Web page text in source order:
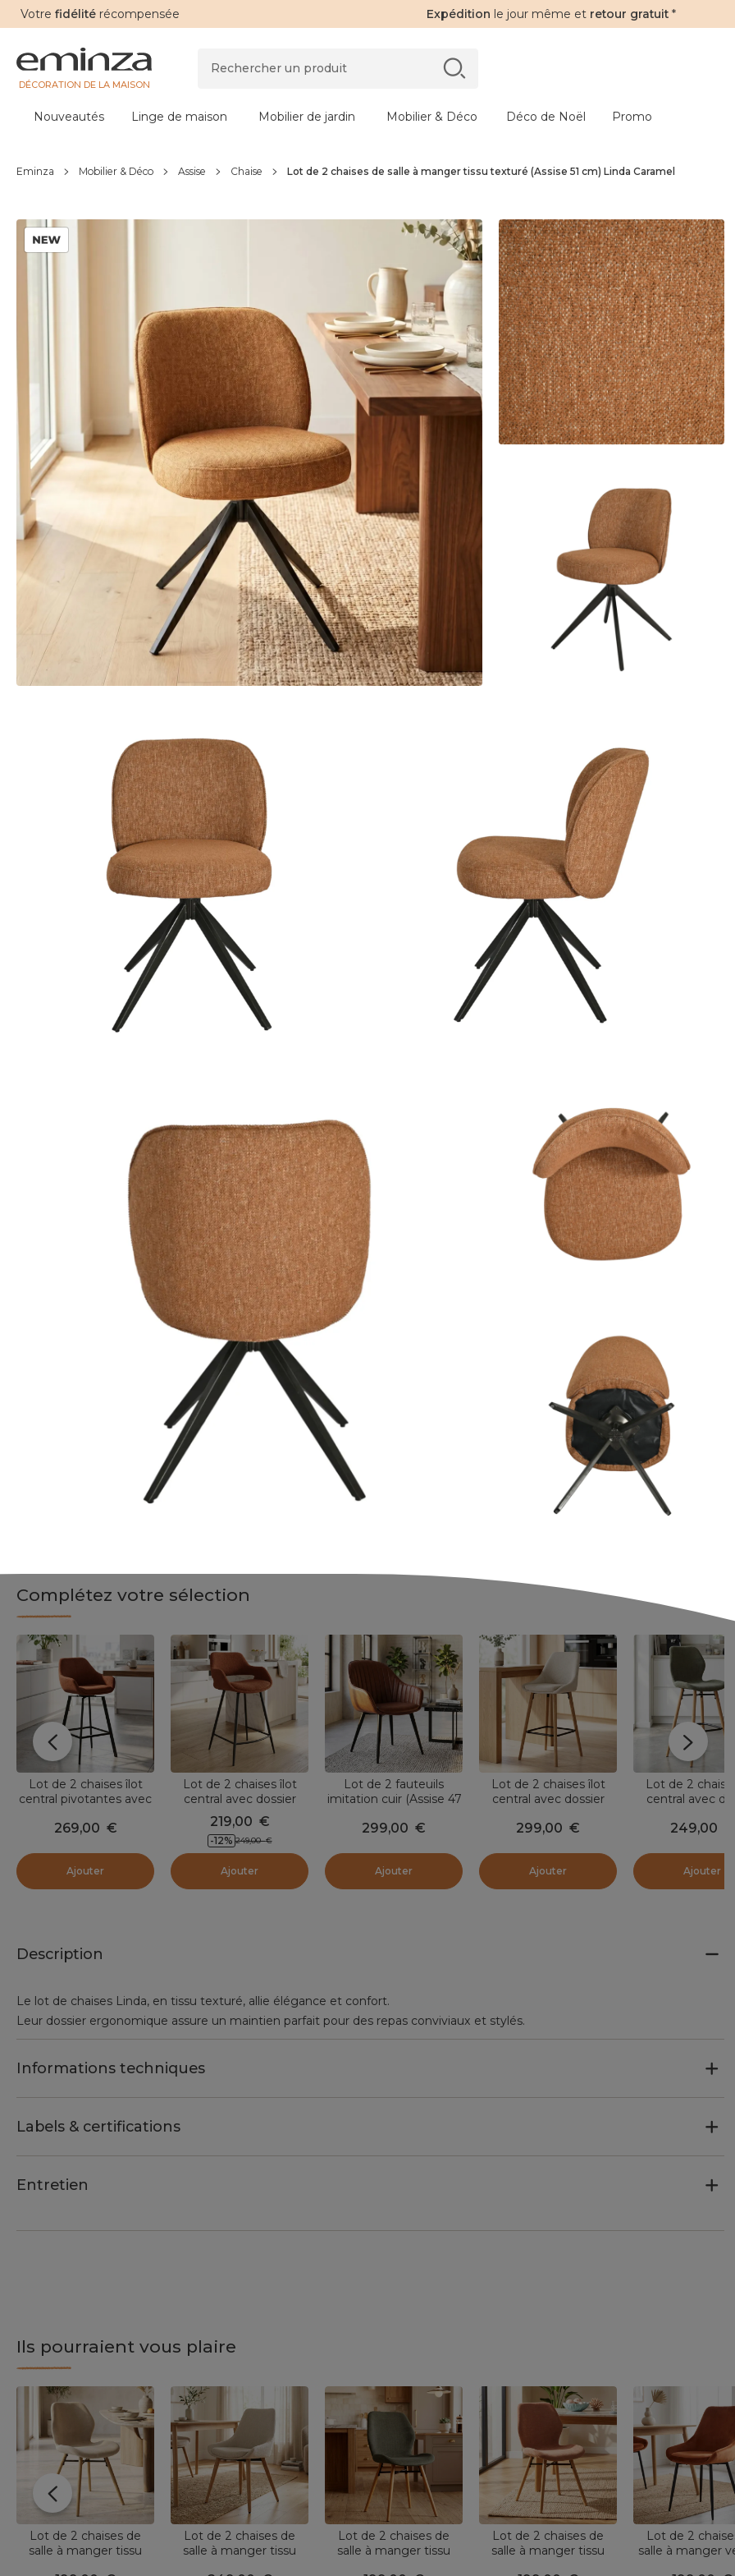
Votre fidélité récompensée Expédition le jour même et retour gratuit *
DÉCORATION DE LA MAISON
Nouveautés Linge de maison Mobilier de jardin Mobilier & Déco Déco de Noël Promo
Eminza Mobilier & Déco Assise Chaise Lot de 2 chaises de salle à manger tissu texturé (Assise 51 cm) Linda Caramel
Complétez votre sélection
Lot de 2 chaises îlot
central pivotantes avec
64cm) Zila Caramel
269,00 €
Ajouter
Lot de 2 chaises îlot
central avec dossier
bouclette (Assise 65cm)
Soho Caramel
219,00 €
-12% 249,00 €
Ajouter
Lot de 2 fauteuils
imitation cuir (Assise 47
299,00 €
Ajouter
Lot de 2 chaises îlot
central avec dossier
Crème pied chêne
299,00 €
Ajouter
Lot de 2
central avec
Malika Vert
249,00
Ajouter
Description
Le lot de chaises Linda, en tissu texturé, allie élégance et confort.
Leur dossier ergonomique assure un maintien parfait pour des repas conviviaux et stylés.
Informations techniques
Labels & certifications
Entretien
Ils pourraient vous plaire
Lot de 2 chaises de
salle à manger tissu
Lot de 2 chaises de
salle à manger tissu
Lot de 2 chaises de
salle à manger tissu
Lot de 2 chaises de
salle à manger tissu
Lot de 2
salle à manger